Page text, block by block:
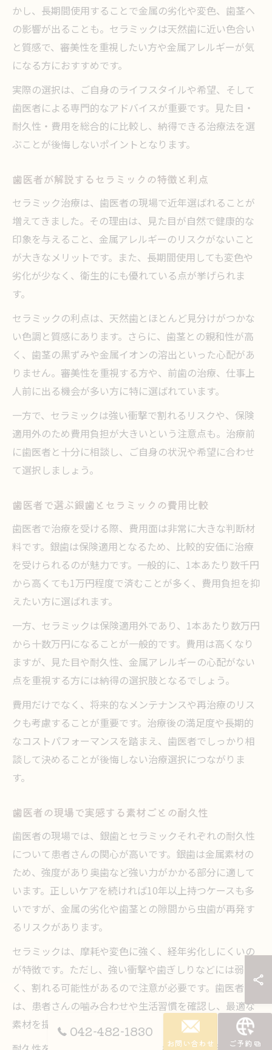
かし、長期間使用することで金属の劣化や変色、歯茎へ
の影響が出ることも。セラミックは天然歯に近い色合い
と質感で、審美性を重視したい方や金属アレルギーが気
になる方におすすめです。
実際の選択は、ご自身のライフスタイルや希望、そして
歯医者による専門的なアドバイスが重要です。見た目・
耐久性・費用を総合的に比較し、納得できる治療法を選
ぶことが後悔しないポイントとなります。
歯医者が解説するセラミックの特徴と利点
セラミック治療は、歯医者の現場で近年選ばれることが
増えてきました。その理由は、見た目が自然で健康的な
印象を与えること、金属アレルギーのリスクがないこと
が大きなメリットです。また、長期間使用しても変色や
劣化が少なく、衛生的にも優れている点が挙げられま
す。
セラミックの利点は、天然歯とほとんど見分けがつかな
い色調と質感にあります。さらに、歯茎との親和性が高
く、歯茎の黒ずみや金属イオンの溶出といった心配があ
りません。審美性を重視する方や、前歯の治療、仕事上
人前に出る機会が多い方に特に選ばれています。
一方で、セラミックは強い衝撃で割れるリスクや、保険
適用外のため費用負担が大きいという注意点も。治療前
に歯医者と十分に相談し、ご自身の状況や希望に合わせ
て選択しましょう。
歯医者で選ぶ銀歯とセラミックの費用比較
歯医者で治療を受ける際、費用面は非常に大きな判断材
料です。銀歯は保険適用となるため、比較的安価に治療
を受けられるのが魅力です。一般的に、1本あたり数千円
から高くても1万円程度で済むことが多く、費用負担を抑
えたい方に選ばれます。
一方、セラミックは保険適用外であり、1本あたり数万円
から十数万円になることが一般的です。費用は高くなり
ますが、見た目や耐久性、金属アレルギーの心配がない
点を重視する方には納得の選択肢となるでしょう。
費用だけでなく、将来的なメンテナンスや再治療のリス
クも考慮することが重要です。治療後の満足度や長期的
なコストパフォーマンスを踏まえ、歯医者でしっかり相
談して決めることが後悔しない治療選択につながりま
す。
歯医者の現場で実感する素材ごとの耐久性
歯医者の現場では、銀歯とセラミックそれぞれの耐久性
について患者さんの関心が高いです。銀歯は金属素材の
ため、強度があり奥歯など強い力がかかる部分に適して
います。正しいケアを続ければ10年以上持つケースも多
いですが、金属の劣化や歯茎との隙間から虫歯が再発す
るリスクがあります。
セラミックは、摩耗や変色に強く、経年劣化しにくいの
が特徴です。ただし、強い衝撃や歯ぎしりなどには弱
く、割れる可能性があるので注意が必要です。歯医者で
は、患者さんの噛み合わせや生活習慣を確認し、最適な
素材を提案しています。042-482-1830
お問い合わせ ご予約